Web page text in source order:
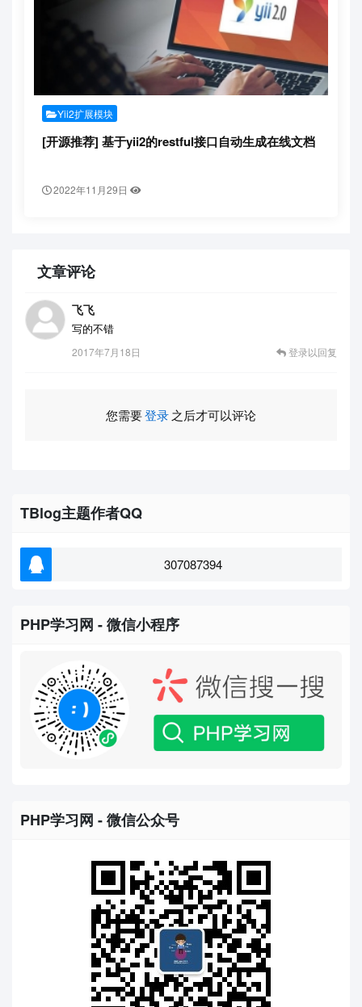
Yii2扩展模块
[开源推荐] 基于yii2的restful接口自动生成在线文档
2022年11月29日
文章评论
飞飞
写的不错
2017年7月18日 登录以回复
您需要登录之后才可以评论
TBlog主题作者QQ
307087394
PHP学习网 - 微信小程序
PHP学习网 - 微信公众号